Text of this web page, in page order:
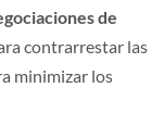
de
contrarrestar las
minimizar los